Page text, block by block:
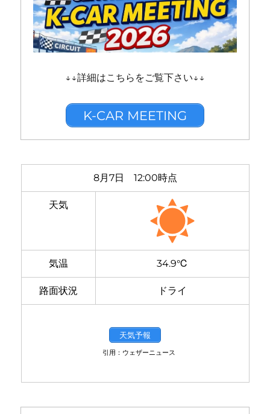
↓↓詳細はこちらをご覧下さい↓↓
K-CAR MEETING
8月7日 12:00時点
天気
気温 34.9℃
路面状況 ドライ
天気予報
引用：ウェザーニュース